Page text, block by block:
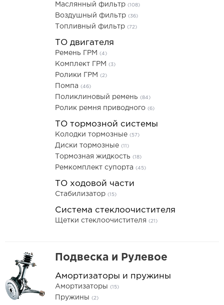
Маслянный фильтр (108)
Воздушный фильтр (36)
Топливный фильтр (72)
ТО двигателя
Ремень ГРМ (4)
Комплект ГРМ (3)
Ролики ГРМ (2)
Помпа (46)
Поликлиновый ремень (84)
Ролик ремня приводного (6)
ТО тормозной системы
Колодки тормозные (57)
Диски тормозные (11)
Тормозная жидкость (18)
Ремкомплект супорта (45)
ТО ходовой части
Стабилизатор (15)
Система стеклоочистителя
Щетки стеклоочистителя (21)
Подвеска и Рулевое
Амортизаторы и пружины
Амортизаторы (15)
Пружины (2)